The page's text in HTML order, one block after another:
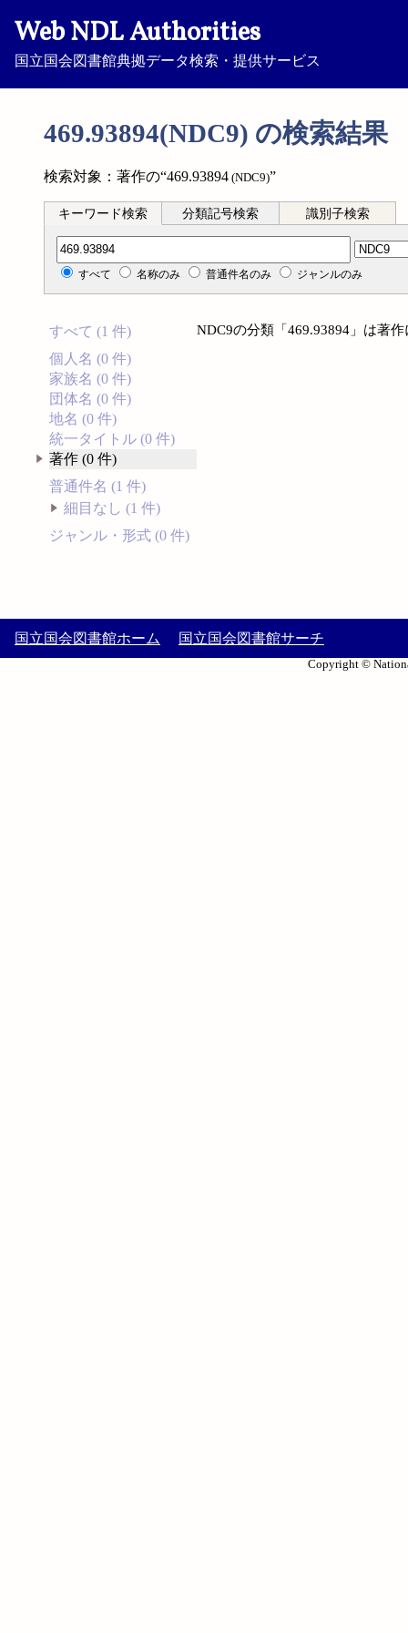
Web NDL Authorities
国立国会図書館典拠データ検索・提供サービス
469.93894(NDC9) の検索結果
検索対象：著作の“469.93894 (NDC9)”
キーワード検索 分類記号検索 識別子検索
分類記号検索
すべて 名称のみ 普通件名のみ ジャンルのみ
すべて (1 件)
個人名 (0 件)
家族名 (0 件)
団体名 (0 件)
地名 (0 件)
統一タイトル (0 件)
著作 (0 件)
普通件名 (1 件)
細目なし (1 件)
ジャンル・形式 (0 件)
NDC9の分類「469.93894」は著
国立国会図書館ホーム 国立国会図書館サーチ
Copyright ©